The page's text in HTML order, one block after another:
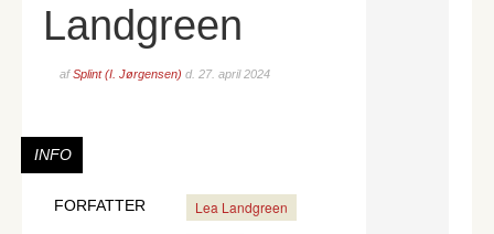
Landgreen
afSplint (I. Jørgensen) d. 27. april 2024
INFO
FORFATTER Lea Landgreen